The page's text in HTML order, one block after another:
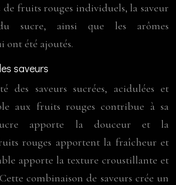
fruits rouges individuels, la saveur
sucre, ainsi que les arômes
ont été ajoutés.
saveurs
des saveurs sucrées, acidulées et
aux fruits rouges contribue à sa
apporte la douceur et la
rouges apportent la fraîcheur et
apporte la texture croustillante et
combinaison de saveurs crée un